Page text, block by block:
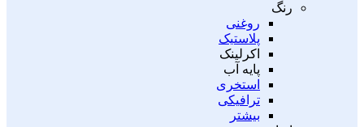
رنگ
روغنی
پلاستیک
اکرلینک
پایه آب
استخری
ترافیکی
بیشتر